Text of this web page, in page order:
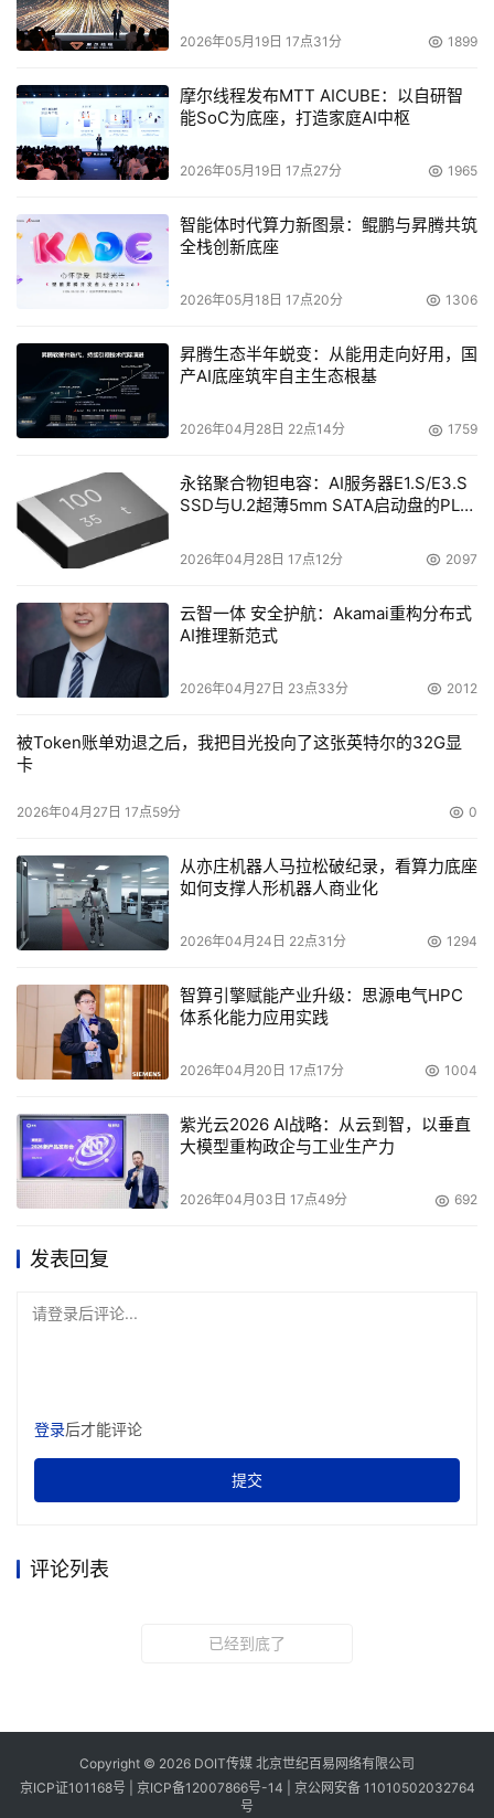
2026年05月19日 17点31分 1899
摩尔线程发布MTT AICUBE：以自研智
能SoC为底座，打造家庭AI中枢
2026年05月19日 17点27分 1965
智能体时代算力新图景：鲲鹏与昇腾共筑
全栈创新底座
2026年05月18日 17点20分 1306
昇腾生态半年蜕变：从能用走向好用，国
产AI底座筑牢自主生态根基
2026年04月28日 22点14分 1759
永铭聚合物钽电容：AI服务器E1.S/E3.S
SSD与U.2超薄5mm SATA启动盘的PLP
2026年04月28日 17点12分 2097
云智一体 安全护航：Akamai重构分布式
AI推理新范式
2026年04月27日 23点33分 2012
被Token账单劝退之后，我把目光投向了这张英特尔的32G显
卡
2026年04月27日 17点59分 0
从亦庄机器人马拉松破纪录，看算力底座
如何支撑人形机器人商业化
2026年04月24日 22点31分 1294
智算引擎赋能产业升级：思源电气HPC
体系化能力应用实践
2026年04月20日 17点17分 1004
紫光云2026 AI战略：从云到智，以垂直
大模型重构政企与工业生产力
2026年04月03日 17点49分 692
发表回复
请登录后评论...
登录后才能评论
提交
评论列表
已经到底了
Copyright © 2026 DOIT传媒 北京世纪百易网络有限公司
京ICP证101168号 | 京ICP备12007866号-14
京公网安备 11010502032764
号